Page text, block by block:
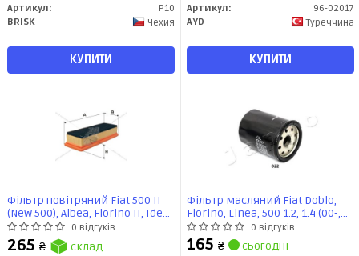
Артикул:
P10
BRISK
Чехия
КУПИТИ
Артикул:
96-02017
AYD
Туреччина
КУПИТИ
Фільтр повітряний Fiat 500 II
(New 500), Albea, Fiorino II, Idea,
Linea, Panda II, Punto III
(Grande Punto) (WA9556) WIX
0 відгуків
265 ₴ склад
Фільтр масляний Fiat Doblo,
Fiorino, Linea, 500 1.2, 1.4 (00-,
09-)/Opel Combo D 1.4 (12-)
(10022) JAPKO
0 відгуків
165 ₴ сьогодні